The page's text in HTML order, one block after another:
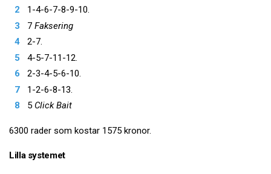
1-4-6-7-8-9-10.
7 Faksering
2-7.
4-5-7-11-12.
2-3-4-5-6-10.
1-2-6-8-13.
5 Click Bait
6300 rader som kostar 1575 kronor.
Lilla systemet